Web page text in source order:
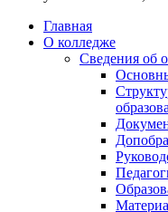
Главная
О колледже
Сведения об